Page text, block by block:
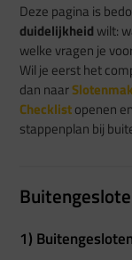
Deze pagina is
duidelijkheid wilt:
welke vragen je
Wil je eerst het
dan naar
Checklistopenen
stappenplan bij
1)